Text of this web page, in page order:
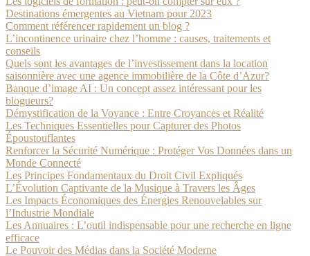
Destinations émergentes au Vietnam pour 2023
Comment référencer rapidement un blog ?
L’incontinence urinaire chez l’homme : causes, traitements et
conseils
Quels sont les avantages de l’investissement dans la location
saisonnière avec une agence immobilière de la Côte d’Azur?
Banque d’image AI : Un concept assez intéressant pour les
blogueurs?
Démystification de la Voyance : Entre Croyances et Réalité
Les Techniques Essentielles pour Capturer des Photos
Époustouflantes
Renforcer la Sécurité Numérique : Protéger Vos Données dans un
Monde Connecté
Les Principes Fondamentaux du Droit Civil Expliqués
L’Évolution Captivante de la Musique à Travers les Âges
Les Impacts Économiques des Énergies Renouvelables sur
l’Industrie Mondiale
Les Annuaires : L’outil indispensable pour une recherche en ligne
efficace
Le Pouvoir des Médias dans la Société Moderne